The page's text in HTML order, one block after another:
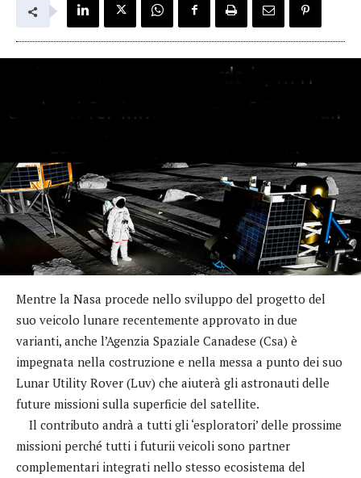
Mentre la Nasa procede nello sviluppo del progetto del
suo veicolo lunare recentemente approvato in due
varianti, anche l’Agenzia Spaziale Canadese (Csa) è
impegnata nella costruzione e nella messa a punto dei suo
Lunar Utility Rover (Luv) che aiuterà gli astronauti delle
future missioni sulla superficie del satellite.
Il contributo andrà a tutti gli ‘esploratori’ delle prossime
missioni perché tutti i futurii veicoli sono partner
complementari integrati nello stesso ecosistema del